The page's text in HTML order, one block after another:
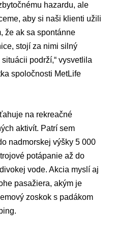
hazardu, ale
aby si naši klienti užili
že ak sa spontánne
stojí za nimi silný
podrží,“ vysvetlila
spoločnosti MetLife
na rekreačné
aktivít. Patrí sem
nadmorskej výšky 5 000
potápanie až do
vode. Akcia myslí aj
pasažiera, akým je
zoskok s padákom